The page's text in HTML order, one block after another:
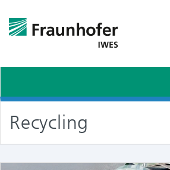
Recycling